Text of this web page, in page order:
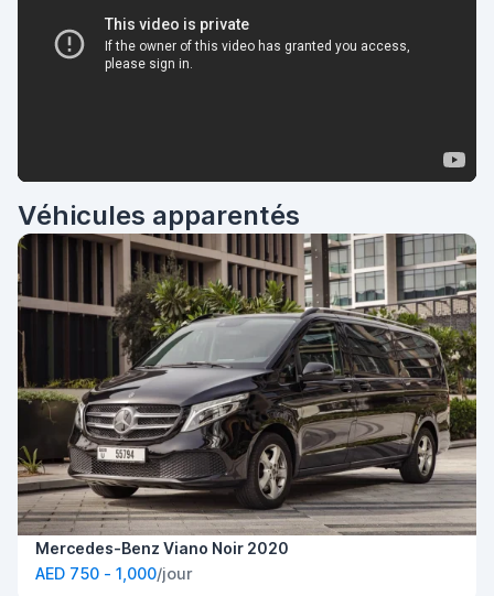
Véhicules apparentés
Mercedes-Benz Viano Noir 2020
AED 750 - 1,000/jour